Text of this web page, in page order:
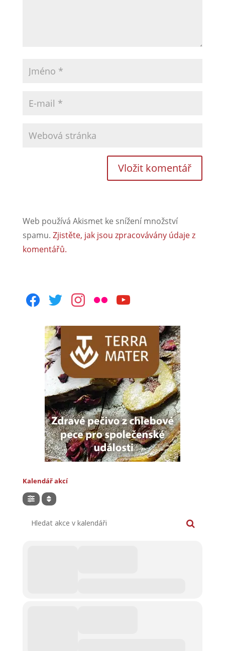
Web používá Akismet ke snížení množství
spamu. Zjistěte, jak jsou zpracovávány údaje z
komentářů.
facebooktwitterinstagram
flickr youtube
Kalendář akcí